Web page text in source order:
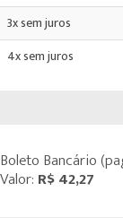
3x sem juros
4x sem juros
Boleto Bancário
Valor: R$ 42,27